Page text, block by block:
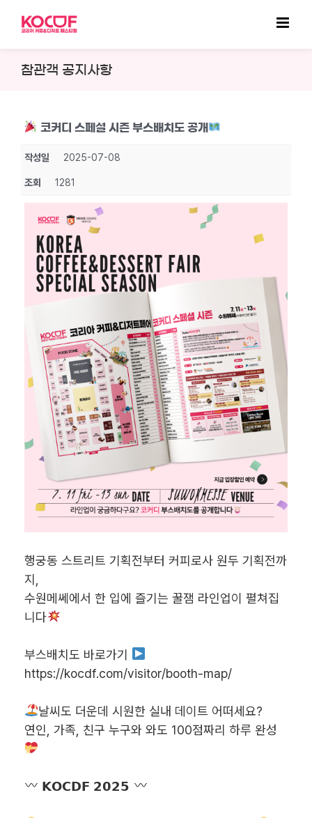
content
참관객 공지사항
코커디 스페셜 시즌 부스배치도 공개
작성일 2025-07-08
조회 1281
행궁동 스트리트 기획전부터 커피로사 원두 기획전까
지,
수원메쎄에서 한 입에 즐기는 꿀잼 라인업이 펼쳐집
니다
부스배치도 바로가기
https://kocdf.com/visitor/booth-map/
날씨도 더운데 시원한 실내 데이트 어떠세요?
연인, 가족, 친구 누구와 와도 100점짜리 하루 완성
𝗞𝗢𝗖𝗗𝗙 𝟮𝟬𝟮𝟱